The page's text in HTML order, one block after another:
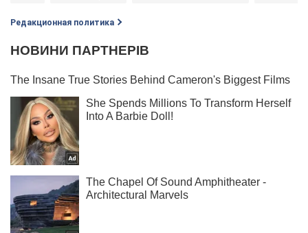
Редакционная политика